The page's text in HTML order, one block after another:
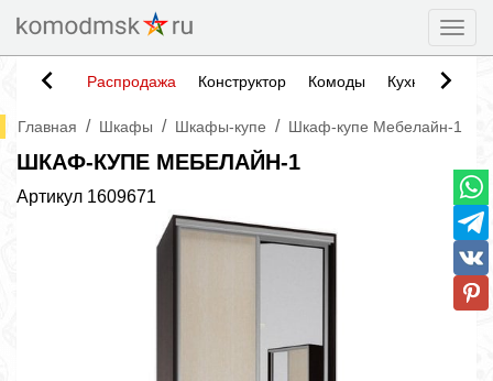
Распродажа Конструктор Комоды Кухни
Главная / Шкафы / Шкафы-купе / Шкаф-купе Мебелайн-1
ШКАФ-КУПЕ МЕБЕЛАЙН-1
Артикул 1609671